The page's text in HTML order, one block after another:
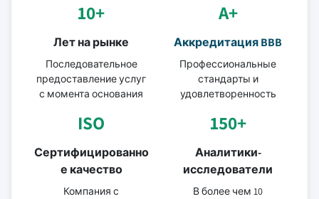
10+
Лет на рынке
Последовательное
предоставление услуг
с момента основания
A+
Аккредитация BBB
Профессиональные
стандарты и
удовлетворенность
ISO
Сертифицированно
е качество
Компания с
150+
Аналитики-
исследователи
В более чем 10